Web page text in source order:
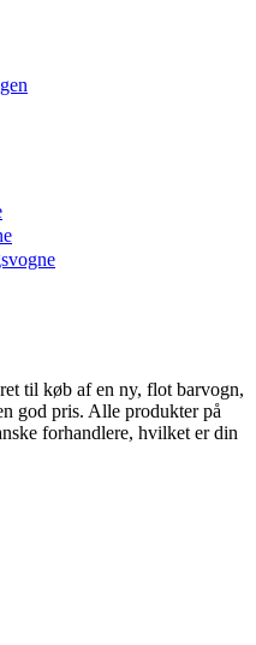
til køb af en ny, flot barvogn,
god pris. Alle produkter på
forhandlere, hvilket er din